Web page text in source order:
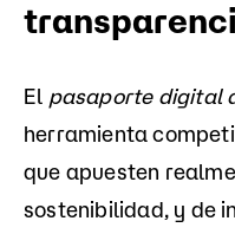
El pasaporte digital
herramienta
que apuesten
sostenibilidad, y de